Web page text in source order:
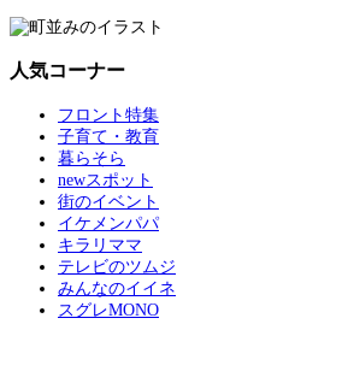
人気コーナー
フロント特集
子育て・教育
暮らそら
newスポット
街のイベント
イケメンパパ
キラリママ
テレビのツムジ
みんなのイイネ
スグレMONO